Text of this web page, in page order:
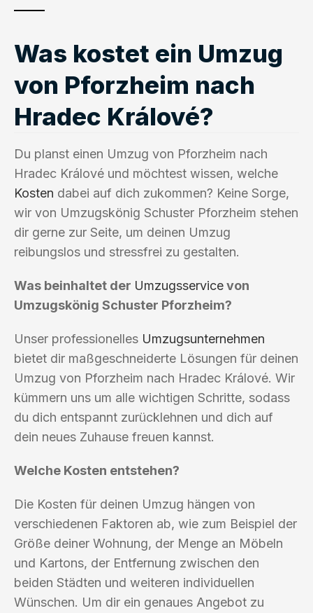
Was kostet ein Umzug
von Pforzheim nach
Hradec Králové?
Du planst einen Umzug von Pforzheim nach
Hradec Králové und möchtest wissen, welche
Kosten dabei auf dich zukommen? Keine Sorge,
wir von Umzugskönig Schuster Pforzheim stehen
dir gerne zur Seite, um deinen Umzug
reibungslos und stressfrei zu gestalten.
Was beinhaltet der Umzugsservicevon
Umzugskönig Schuster Pforzheim?
Unser professionelles Umzugsunternehmen
bietet dir maßgeschneiderte Lösungen für deinen
Umzug von Pforzheim nach Hradec Králové. Wir
kümmern uns um alle wichtigen Schritte, sodass
du dich entspannt zurücklehnen und dich auf
dein neues Zuhause freuen kannst.
Welche Kosten entstehen?
Die Kosten für deinen Umzug hängen von
verschiedenen Faktoren ab, wie zum Beispiel der
Größe deiner Wohnung, der Menge an Möbeln
und Kartons, der Entfernung zwischen den
beiden Städten und weiteren individuellen
Wünschen. Um dir ein genaues Angebot zu